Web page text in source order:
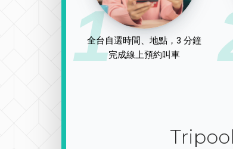
1
全台自選時間、地點，3 分鐘
完成線上預約叫車